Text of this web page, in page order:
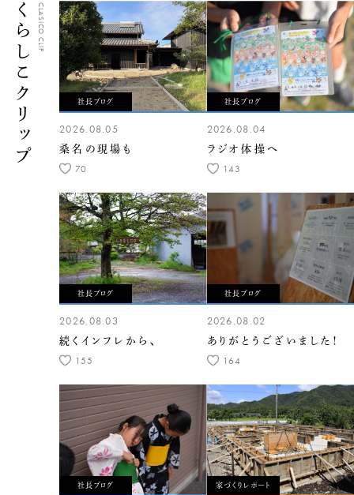
くらしこクリップCLASICO CLIP
社長ブログ
2026.08.05
桑名の現場も
70
社長ブログ
2026.08.04
ラジオ体操へ
143
社長ブログ
2026.08.03
続くインフレから、
155
社長ブログ
2026.08.02
ありがとうございました！
164
社長ブログ 家づくりレポート